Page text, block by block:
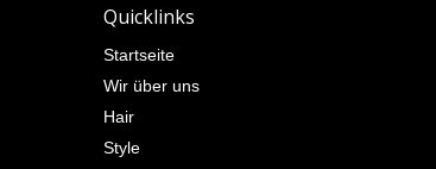
Quicklinks
Startseite
Wir über uns
Hair
Style